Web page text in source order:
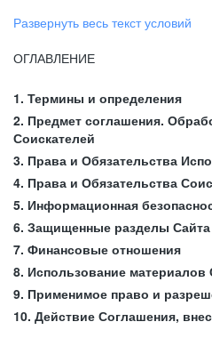
Развернуть весь текст условий
ОГЛАВЛЕНИЕ
1. Термины и определения
2. Предмет соглашения.
Соискателей
3. Права и Обязательства
4. Права и Обязательства
5. Информационная
6. Защищенные разделы
7. Финансовые отношения
8. Использование материалов
9. Применимое право и
10. Действие Соглашения,